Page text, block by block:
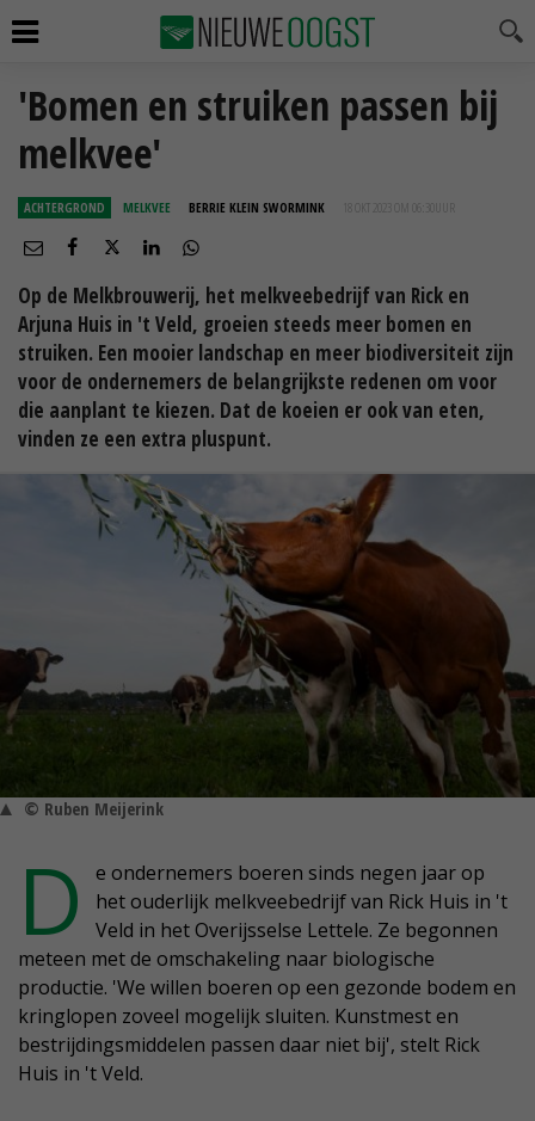
'Bomen en struiken passen bij
melkvee'
ACHTERGROND MELKVEE BERRIE KLEIN SWORMINK 18 OKT 2023 OM 06:30
Op de Melkbrouwerij, het melkveebedrijf van Rick en
Arjuna Huis in 't Veld, groeien steeds meer bomen en
struiken. Een mooier landschap en meer biodiversiteit zijn
voor de ondernemers de belangrijkste redenen om voor
die aanplant te kiezen. Dat de koeien er ook van eten,
vinden ze een extra pluspunt.
© Ruben Meijerink
D
e ondernemers boeren sinds negen jaar op
het ouderlijk melkveebedrijf van Rick Huis in 't
Veld in het Overijsselse Lettele. Ze begonnen
meteen met de omschakeling naar biologische
productie. 'We willen boeren op een gezonde bodem en
kringlopen zoveel mogelijk sluiten. Kunstmest en
bestrijdingsmiddelen passen daar niet bij', stelt Rick
Huis in 't Veld.